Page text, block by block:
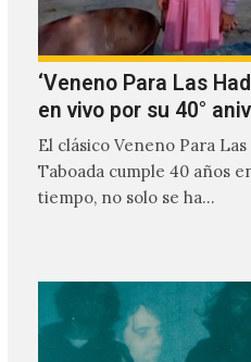
‘Veneno Para Las
en vivo por su 40°
El clásico Veneno Para
Taboada cumple 40 años
tiempo, no solo se ha…